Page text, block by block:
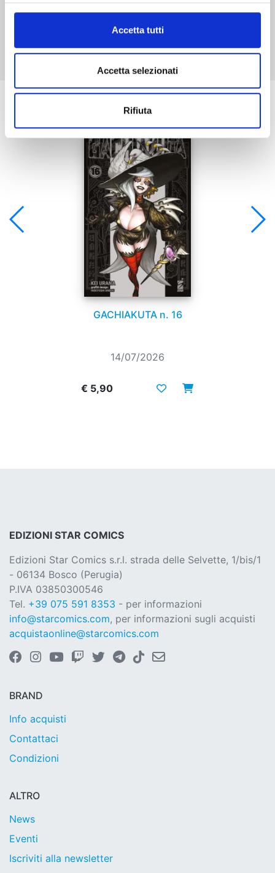
Accetta tutti
Accetta selezionati
Rifiuta
Mostra tutto
Se ti è piaciuto prova anche:
GACHIAKUTA n. 16
14/07/2026
€ 5,90
EDIZIONI STAR COMICS
Edizioni Star Comics s.r.l. strada delle Selvette, 1/bis/1
- 06134 Bosco (Perugia)
P.IVA 03850300546
Tel. +39 075 591 8353 - per informazioni
info@starcomics.com, per informazioni sugli acquisti
acquistaonline@starcomics.com
BRAND
Info acquisti
Contattaci
Condizioni
ALTRO
News
Eventi
Iscriviti alla newsletter